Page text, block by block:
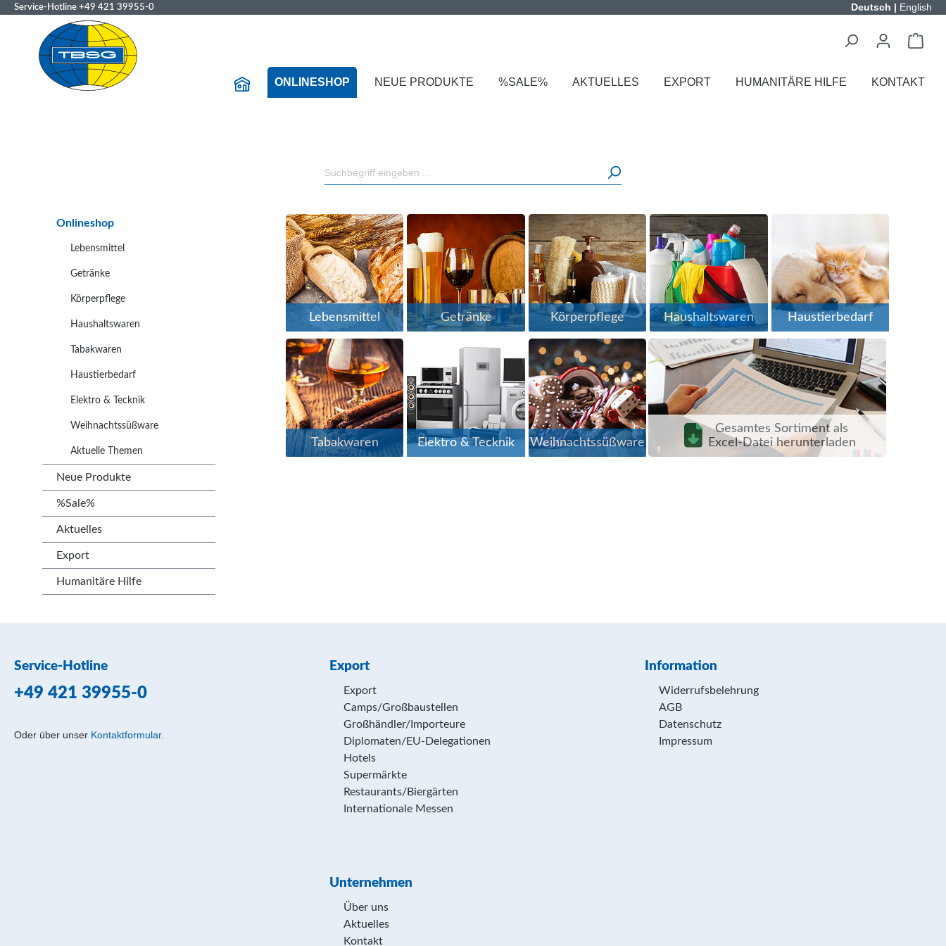
Service-Hotline +49 421 39955-0 Deutsch | English
ONLINESHOP NEUE PRODUKTE %SALE% AKTUELLES EXPORT HUMANITÄRE HILFE KONTAKT
Onlineshop
Lebensmittel
Getränke
Körperpflege
Haushaltswaren
Tabakwaren
Haustierbedarf
Elektro & Tecknik
Weihnachtssüßware
Aktuelle Themen
Neue Produkte
%Sale%
Aktuelles
Export
Humanitäre Hilfe
Lebensmittel Getränke Körperpflege Haushaltswaren Haustierbedarf
Tabakwaren Elektro & Tecknik Weihnachtssüßware
Gesamtes Sortiment als
Excel-Datei herunterladen
Service-Hotline
+49 421 39955-0
Oder über unser Kontaktformular.
Export
Export
Camps/Großbaustellen
Großhändler/Importeure
Diplomaten/EU-Delegationen
Hotels
Supermärkte
Restaurants/Biergärten
Internationale Messen
Information
Widerrufsbelehrung
AGB
Datenschutz
Impressum
Unternehmen
Über uns
Aktuelles
Kontakt